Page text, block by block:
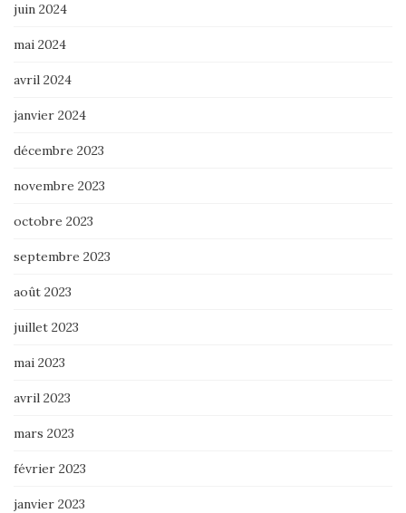
juin 2024
mai 2024
avril 2024
janvier 2024
décembre 2023
novembre 2023
octobre 2023
septembre 2023
août 2023
juillet 2023
mai 2023
avril 2023
mars 2023
février 2023
janvier 2023